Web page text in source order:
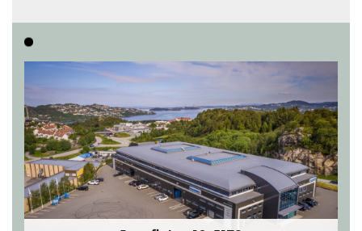
Les hele artikkelen